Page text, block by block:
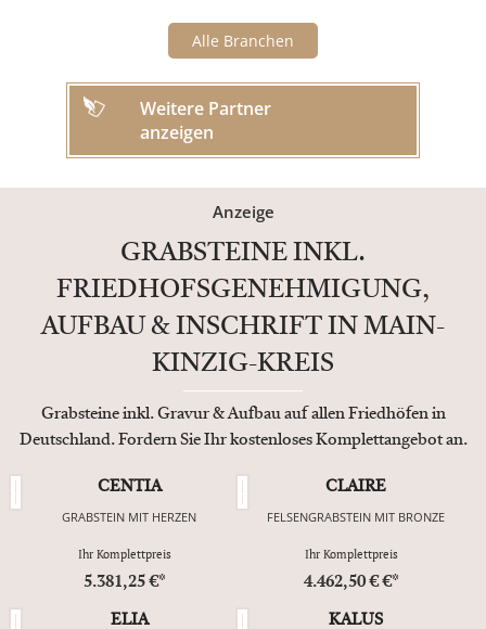
Alle Branchen
Weitere Partner
anzeigen
Anzeige
GRABSTEINE INKL.
FRIEDHOFSGENEHMIGUNG,
AUFBAU & INSCHRIFT IN MAIN-
KINZIG-KREIS
Grabsteine inkl. Gravur & Aufbau auf allen Friedhöfen in
Deutschland. Fordern Sie Ihr kostenloses Komplettangebot an.
CENTIA
GRABSTEIN MIT HERZEN
Ihr Komplettpreis
5.381,25 €*
CLAIRE
FELSENGRABSTEIN MIT BRONZE
Ihr Komplettpreis
4.462,50 € €*
ELIA KALUS